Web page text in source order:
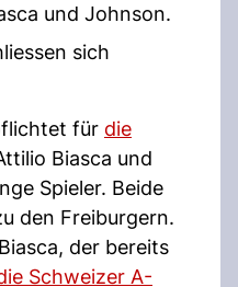
und Johnson.
sich
für die
Biasca und
Spieler. Beide
den Freiburgern.
der bereits
Schweizer A-